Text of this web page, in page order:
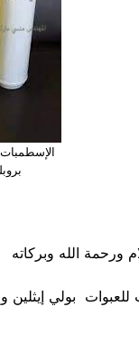
الإسطمبات
ورحمة الله وبركاته
بولي إيثلين